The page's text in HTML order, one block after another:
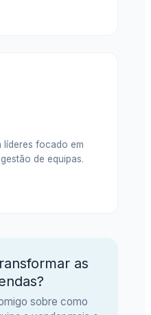
líderes focado em
de equipas.
as
sobre como